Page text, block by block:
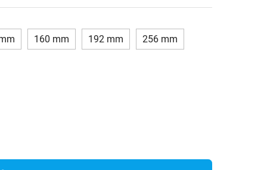
160 mm 192 mm 256 mm